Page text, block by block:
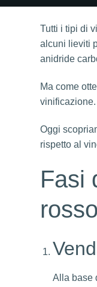
Tutti i tipi di
alcuni lieviti
anidride
Ma come
vinificazione.
Oggi
rispetto al
Fasi
rosso
Alla base